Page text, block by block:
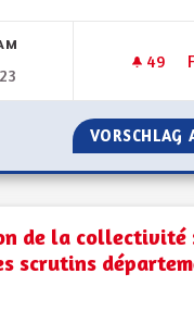
49
VORSCHLAG
de la collectivité
scrutins